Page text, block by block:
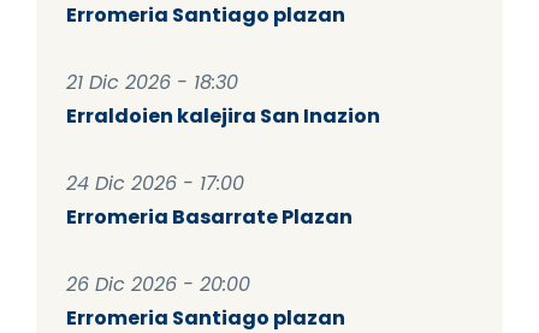
Erromeria Santiago plazan
21 Dic 2026 - 18:30
Erraldoien kalejira San Inazion
24 Dic 2026 - 17:00
Erromeria Basarrate Plazan
26 Dic 2026 - 20:00
Erromeria Santiago plazan